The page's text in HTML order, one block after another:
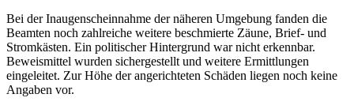
Bei der Inaugenscheinnahme der näheren Umgebung fanden die
Beamten noch zahlreiche weitere beschmierte Zäune, Brief- und
Stromkästen. Ein politischer Hintergrund war nicht erkennbar.
Beweismittel wurden sichergestellt und weitere Ermittlungen
eingeleitet. Zur Höhe der angerichteten Schäden liegen noch keine
Angaben vor.